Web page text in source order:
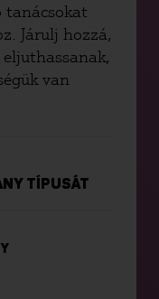
tanácsokat
Járulj hozzá,
van
TÍPUSÁT